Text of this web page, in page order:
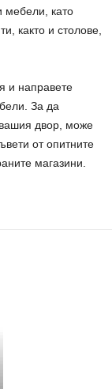
мебели, като
както и столове,
и направете
За да
двор, може
от опитните
магазини.